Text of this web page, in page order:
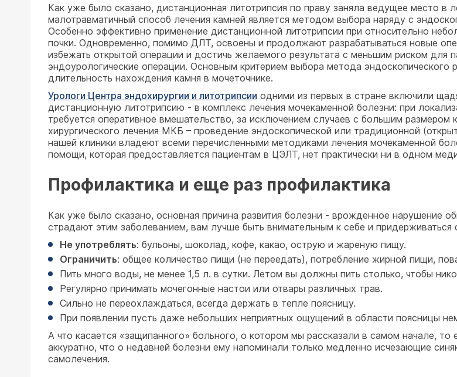
Как уже было сказано, дистанционная литотрипсия по праву заняла ведущее место в
малотравматичный способ лечения камней является методом выбора наряду с
Особенно эффективно применение дистанционной литотрипсии при относительно
почки. Одновременно, помимо ДЛТ, освоены и продолжают разрабатываться новые
избежать открытой операции и достичь желаемого результата с меньшим риском для
эндоурологические операции. Основным критерием выбора метода
длительность нахождения камня в мочеточнике.
Урологи Центра эндохирургии и литотрипсии одними из первых в стране включили
дистанционную литотрипсию - в комплекс лечения мочекаменной болезни: при
требуется оперативное вмешательство, за исключением случаев с большим
хирургического лечения МКБ – проведение эндоскопической или традиционной
нашей клиники владеют всеми перечисленными методиками лечения мочекаменной
помощи, которая предоставляется пациентам в ЦЭЛТ, нет практически ни в одном
Профилактика и еще раз профилактика
Как уже было сказано, основная причина развития болезни - врожденное нарушение
страдают этим заболеванием, вам лучше быть внимательным к себе и
Не употреблять: бульоны, шоколад, кофе, какао, острую и жареную пищу.
Ограничить: общее количество пищи (не переедать), потребление жирной пищи,
Пить много воды, не менее 1,5 л. в сутки. Летом вы должны пить столько, чтобы
Регулярно принимать мочегонные настои или отвары различных трав.
Сильно не переохлаждаться, всегда держать в тепле поясницу.
При появлении пусть даже небольших неприятных ощущений в области поясницы
А что касается «защипанного» больного, о котором мы рассказали в самом начале,
аккуратно, что о недавней болезни ему напоминали только медленно исчезающие
самолечения.